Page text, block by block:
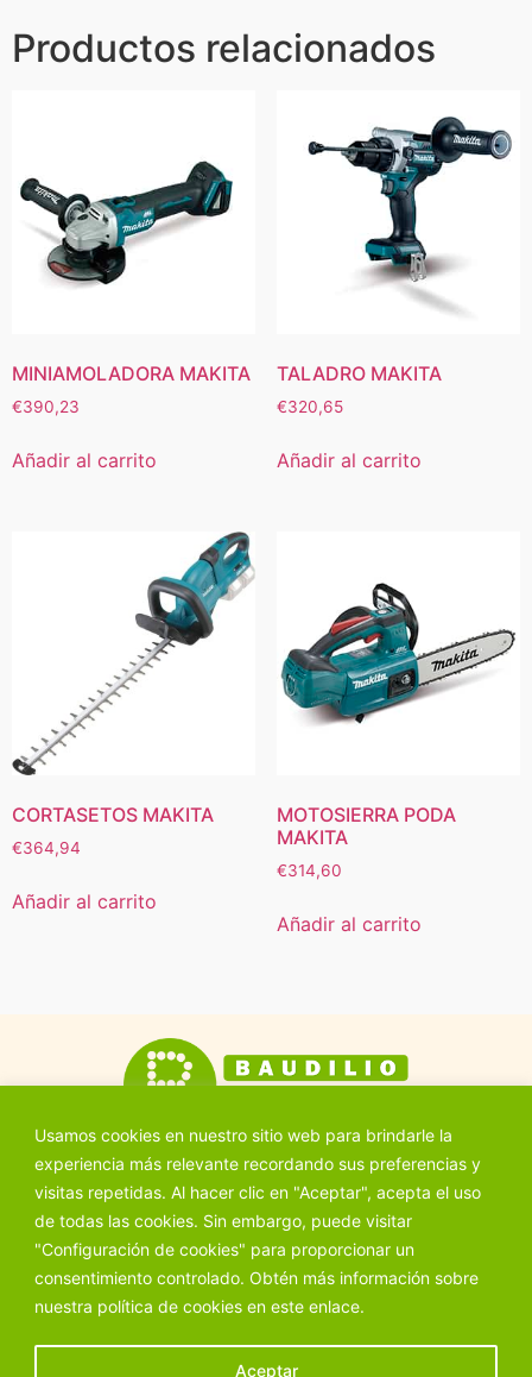
Usamos cookies en nuestro sitio web para brindarle la
experiencia más relevante recordando sus preferencias y
visitas repetidas. Al hacer clic en "Aceptar", acepta el uso
de todas las cookies. Sin embargo, puede visitar
"Configuración de cookies" para proporcionar un
consentimiento controlado. Obtén más información sobre
nuestra política de cookies en este enlace.
Aceptar
Productos relacionados
MINIAMOLADORA MAKITA
€390,23
Añadir al carrito
TALADRO MAKITA
€320,65
Añadir al carrito
CORTASETOS MAKITA
€364,94
Añadir al carrito
MOTOSIERRA PODA
MAKITA
€314,60
Añadir al carrito
Ctra. Aranda, 11, 40320 Cantalejo (Segovia)
921 52 02 22
© 2026 Ferretería Baudilio S.L. | Todos los derechos reservados